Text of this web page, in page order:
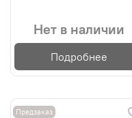
Нет в наличии
Подробнее
Предзаказ